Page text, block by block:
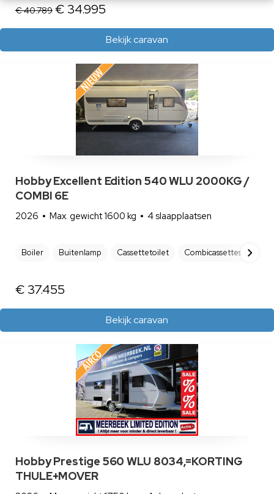
€ 40.789 € 34.995
Bekijk caravan
Hobby Excellent Edition 540 WLU 2000KG /
COMBI 6E
2026 Max. gewicht 1600 kg 4 slaapplaatsen
Boiler Buitenlamp Cassettetoilet Combicassettes
€ 37.455
Bekijk caravan
Hobby Prestige 560 WLU 8034,=KORTING
THULE+MOVER